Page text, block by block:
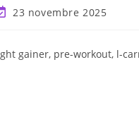
23 novembre 2025
gainer, pre-workout, l-